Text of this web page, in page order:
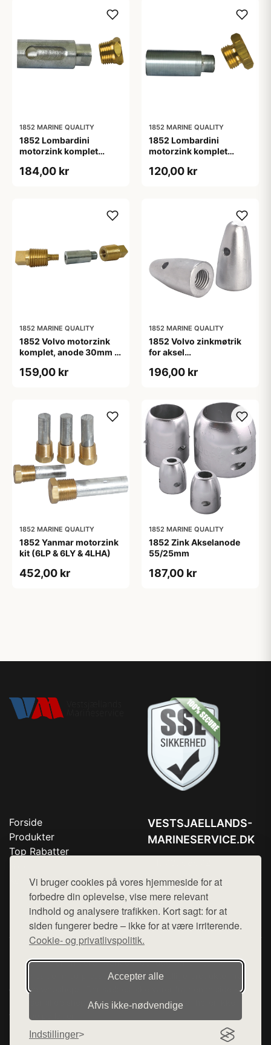
Vi bruger cookies på vores hjemmeside for at
forbedre din oplevelse, vise mere relevant
indhold og analysere trafikken. Kort sagt: for at
siden fungerer bedre – ikke for at være irriterende.
Cookie- og privatlivspolitik.
Accepter alle
Afvis ikke‑nødvendige
Indstillinger
1852 MARINE QUALITY
1852 Lombardini
motorzink komplet
184,00 kr
1852 MARINE QUALITY
1852 Lombardini
motorzink komplet
møtrik:16x1,5
120,00 kr
1852 MARINE QUALITY
1852 Volvo motorzink
komplet, anode 30mm x
159,00 kr
1852 MARINE QUALITY
1852 Volvo zinkmøtrik
for aksel
196,00 kr
1852 MARINE QUALITY
1852 Yanmar motorzink
kit (6LP & 6LY & 4LHA)
452,00 kr
1852 MARINE QUALITY
1852 Zink Akselanode
55/25mm
187,00 kr
Forside
Produkter
Top Rabatter
Kontakt
VESTSJAELLANDS-
MARINESERVICE.DK
Mail:hej@want.dk
Cookie- og privatlivspolitik
Denne side er en del af want.dk, der udgiver en række
hjemmesider med præsentation af forskellige produkter fra
diverse webshops. Der sælges ikke varer fra denne side - vi
henviser til de shops, som sælger varen. Vi har heller ikke
varerne på lager.
© 2026 vestsjaellands-marineservice.dk. Alle rettigheder